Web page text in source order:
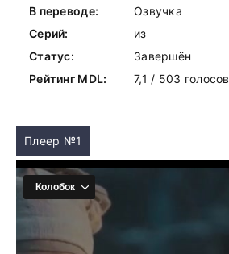
В переводе:
Озвучка
Серий:
из
Статус:
Завершён
Рейтинг MDL:
7,1 / 503 голосов
Плеер №1